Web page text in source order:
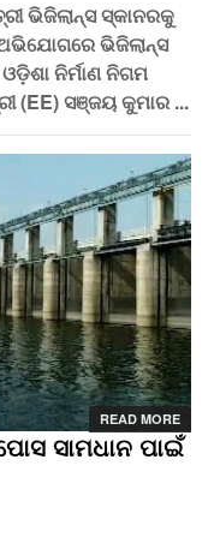
ଭିଜିଲାନ୍ସ ସ୍କାନରକୁ
ଭିଜିଲାନ୍ସ
ନିର୍ମାଣ ନିଗମ
(EE) ସଞ୍ଜୟ କୁମାର ...
READ MORE
ସାମଧାନ ପାଇଁ